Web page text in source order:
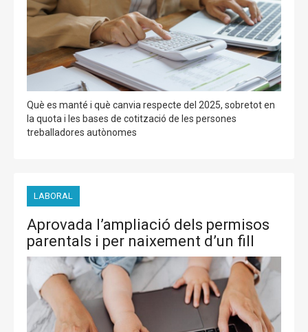
Què es manté i què canvia respecte del 2025, sobretot en
la quota i les bases de cotització de les persones
treballadores autònomes
LABORAL
Aprovada l’ampliació dels permisos
parentals i per naixement d’un fill